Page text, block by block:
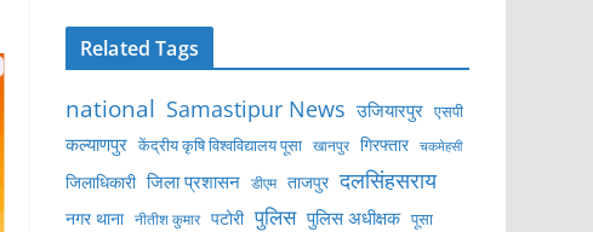
Related Tags
national Samastipur News उजियारपुर एसपी
कल्याणपुर केंद्रीय कृषि विश्वविद्यालय पूसा खानपुर गिरफ्तार चकमेहसी
जिलाधिकारी जिला प्रशासन डीएम ताजपुर दलसिंहसराय
नगर थाना नीतीश कुमार पटोरी पुलिस पुलिस अधीक्षक पूसा